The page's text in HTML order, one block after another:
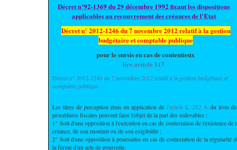
Décret n°92-1369 du 29 décembre 1992 fixant les dispositions
applicables au recouvrement des créances de l'Etat
Décret n° 2012-1246 du 7 novembre 2012 relatif à la gestion
budgétaire et comptable publique
pour le sursis en cas de contentieux
lire article 117
Décret n° 2012-1246 du 7 novembre 2012 relatif à la gestion budgétaire et
comptable publique
Les titres de perception émis en application de l'article L. 252 A du livre
procédures fiscales peuvent faire l'objet de la part des redevables :
1° Soit d'une opposition à l'exécution en cas de contestation de l'existence de
créance, de son montant ou de son exigibilité ;
2° Soit d'une opposition à poursuites en cas de contestation de la régularité
la forme d'un acte de poursuite.